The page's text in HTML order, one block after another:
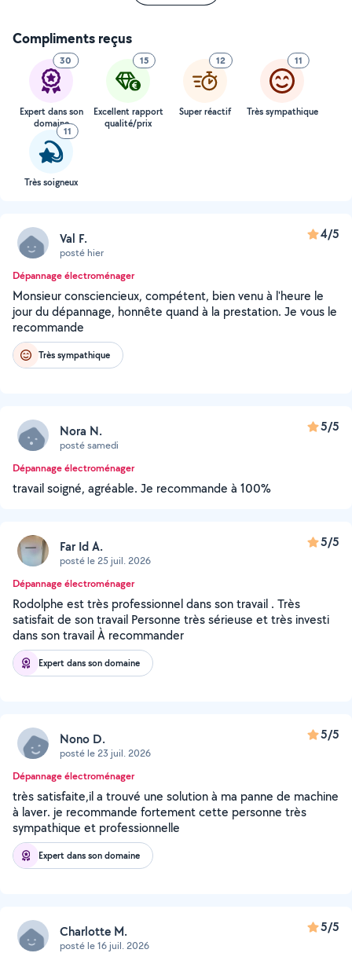
Compliments reçus
30
Expert dans son
domaine
15
Excellent rapport
qualité/prix
12
Super réactif
11
Très sympathique
11
Très soigneux
Val F.
posté hier
4/5
Dépannage électroménager
Monsieur consciencieux, compétent, bien venu à l'heure le
jour du dépannage, honnête quand à la prestation. Je vous le
recommande
Très sympathique
Nora N.
posté samedi
5/5
Dépannage électroménager
travail soigné, agréable. Je recommande à 100%
Far Id A.
posté le 25 juil. 2026
5/5
Dépannage électroménager
Rodolphe est très professionnel dans son travail . Très
satisfait de son travail Personne très sérieuse et très investi
dans son travail À recommander
Expert dans son domaine
Nono D.
posté le 23 juil. 2026
5/5
Dépannage électroménager
très satisfaite,il a trouvé une solution à ma panne de machine
à laver. je recommande fortement cette personne très
sympathique et professionnelle
Expert dans son domaine
Charlotte M.
posté le 16 juil. 2026
5/5